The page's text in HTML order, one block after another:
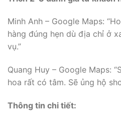
Minh Anh – Google Maps:
hàng đúng hẹn dù địa chỉ ở
vụ.”
Quang Huy – Google Maps:
hoa rất có tâm. Sẽ ủng hộ
Thông tin chi tiết: